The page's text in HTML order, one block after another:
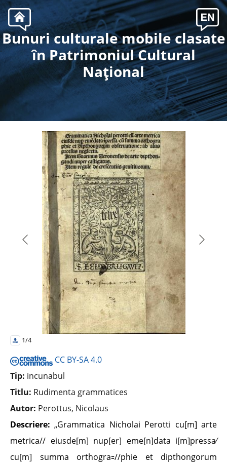
.
Bunuri culturale mobile clasate
în Patrimoniul Cultural
Naţional
1/4
CC BY-SA 4.0
Tip: incunabul
Titlu: Rudimenta grammatices
Autor: Perottus, Nicolaus
Descriere:„Grammatica Nicholai Perotti cu[m] arte
metrica// eiusde[m] nup[er] eme[n]data i[m]pressa⁄
cu[m] summa orthogra꞊//phie et dipthongorum